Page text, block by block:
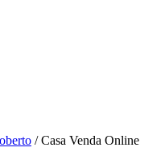
/ Casa Venda Online